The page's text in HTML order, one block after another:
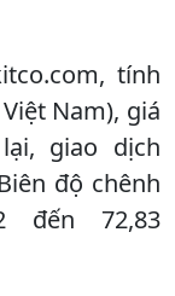
tính
Nam), giá
giao dịch
độ chênh
đến 72,83